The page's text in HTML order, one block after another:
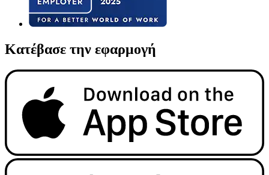
Κατέβασε την εφαρμογή